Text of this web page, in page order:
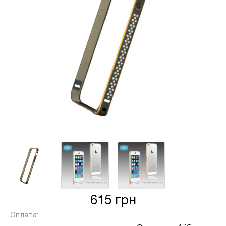
615 грн
Оплата:
від кількості обраних вами платежів, від 2
до 25, та вираховується за допомогою
калькулятору або за консультацією нашого
Для оформлення розстрочки, в застосунку
ПРИВАТБАНК у вас має бути відкритий ліміт на
МИТТЄВА РОЗСТРОЧКА чи ОПЛАТА
за вартість обраного вами товару, ви маєте
можливість доплатити різницю безпосередньо в
нашому магазині.
Кількість
платежів:
Інформація: